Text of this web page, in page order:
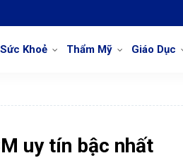
Sức Khoẻ Thẩm Mỹ Giáo Dục
uy tín bậc nhất